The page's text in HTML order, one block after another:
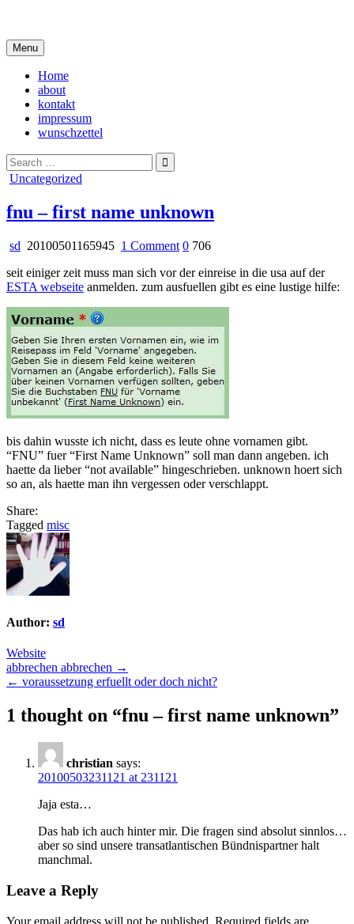
content
Menu
Home
about
kontakt
impressum
wunschzettel
Search
for:
Posted
Uncategorized
fnu – first name unknown
sd 20100501165945 1 Commenton
–
first
0 706
seit einiger zeit muss man sich vor der einreise in die usa auf der
ESTA webseite anmelden. zum ausfuellen gibt es eine lustige hilfe:
bis dahin wusste ich nicht, dass es leute ohne vornamen gibt.
“FNU” fuer “First Name Unknown” soll man dann angeben. ich
haette da lieber “not available” hingeschrieben. unknown hoert sich
so an, als haette man ihn vergessen oder verschlappt.
Share:
Tagged misc
Author: sd
Website
Post
navigation
abbrechen abbrechen →
← voraussetzung erfuellt oder doch nicht?
1 thought on “fnu – first name unknown”
christian says:
20100503231121 at 231121
Jaja esta…
Das hab ich auch hinter mir. Die fragen sind absolut sinnlos…
aber so sind unsere transatlantischen Bündnispartner halt
manchmal.
Leave a Reply
Your email address will not be published. Required fields are